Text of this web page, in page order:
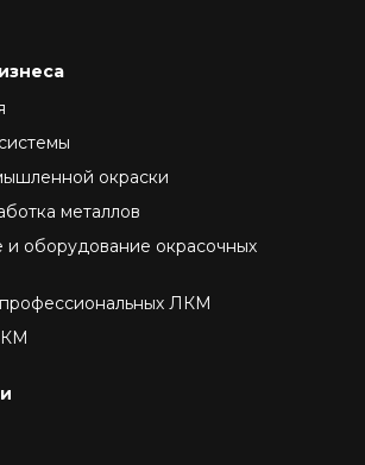
окраски
металлов
и оборудование окрасочных
ЛКМ